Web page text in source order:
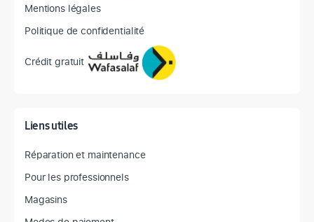
Mentions légales
Politique de confidentialité
Crédit gratuit
Liens utiles
Réparation et maintenance
Pour les professionnels
Magasins